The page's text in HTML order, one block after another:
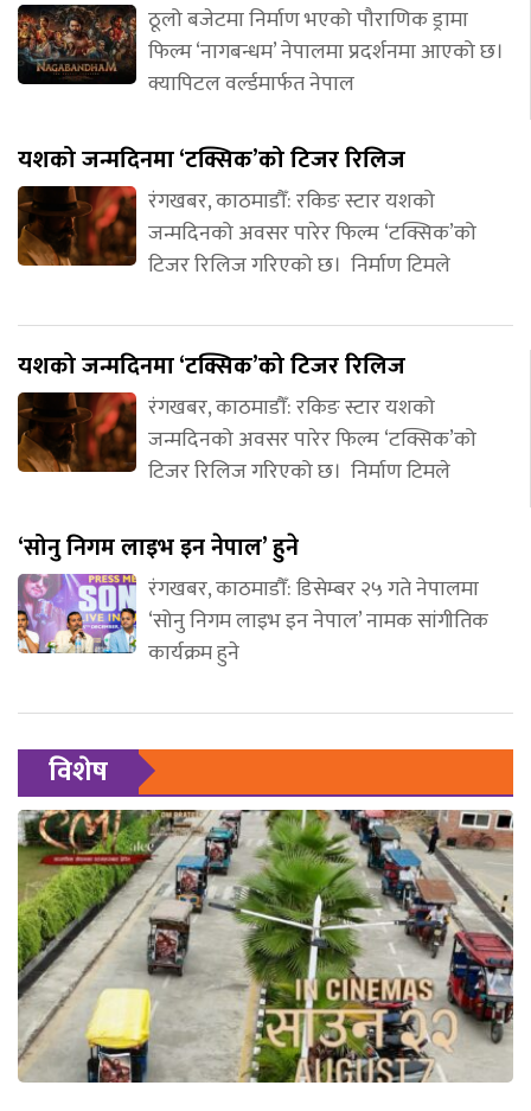
ठूलो बजेटमा निर्माण भएको पौराणिक ड्रामा
फिल्म ‘नागबन्धम’ नेपालमा प्रदर्शनमा आएको छ।
क्यापिटल वर्ल्डमार्फत नेपाल
यशको जन्मदिनमा ‘टक्सिक’को टिजर रिलिज
रंगखबर, काठमाडौँ: रकिङ स्टार यशको
जन्मदिनको अवसर पारेर फिल्म ‘टक्सिक’को
टिजर रिलिज गरिएको छ। निर्माण टिमले
यशको जन्मदिनमा ‘टक्सिक’को टिजर रिलिज
रंगखबर, काठमाडौँ: रकिङ स्टार यशको
जन्मदिनको अवसर पारेर फिल्म ‘टक्सिक’को
टिजर रिलिज गरिएको छ। निर्माण टिमले
‘सोनु निगम लाइभ इन नेपाल’ हुने
रंगखबर, काठमाडौँ: डिसेम्बर २५ गते नेपालमा
‘सोनु निगम लाइभ इन नेपाल’ नामक सांगीतिक
कार्यक्रम हुने
विशेष